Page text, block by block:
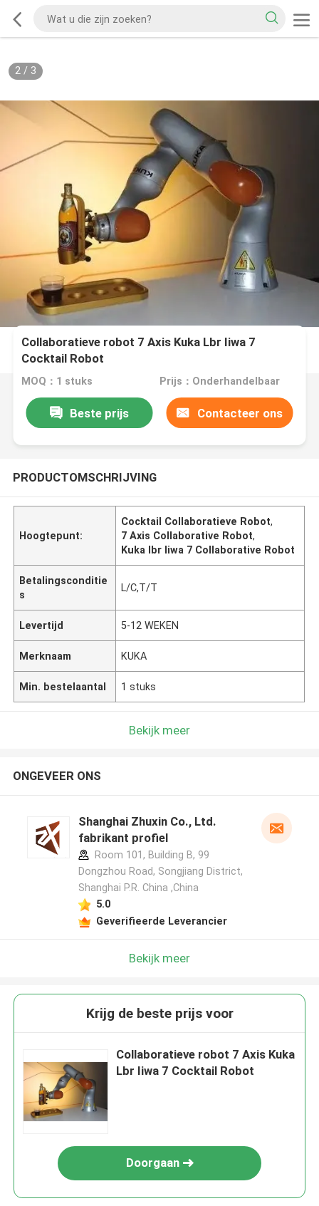
2/ 3
Collaboratieve robot 7 Axis Kuka Lbr Iiwa 7
Cocktail Robot
MOQ：1 stuks Prijs：Onderhandelbaar
Beste prijs Contacteer ons
PRODUCTOMSCHRIJVING
Hoogtepunt:
Cocktail Collaboratieve Robot,
7 Axis Collaborative Robot,
Kuka Ibr Iiwa 7 Collaborative Robot
Betalingsconditie
s
L/C,T/T
Levertijd 5-12 WEKEN
Merknaam KUKA
Min. bestelaantal 1 stuks
Bekijk meer
ONGEVEER ONS
Shanghai Zhuxin Co., Ltd.
fabrikant profiel
Room 101, Building B, 99
Dongzhou Road, Songjiang District,
Shanghai P.R. China ,China
5.0
Geverifieerde Leverancier
Bekijk meer
Krijg de beste prijs voor
Collaboratieve robot 7 Axis Kuka
Lbr Iiwa 7 Cocktail Robot
Doorgaan